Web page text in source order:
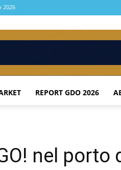
2026
REPORT GDO 2026
nel porto